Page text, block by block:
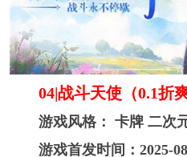
04|战斗天使（0.1折
游戏风格： 卡牌 二次
游戏首发时间：2025-